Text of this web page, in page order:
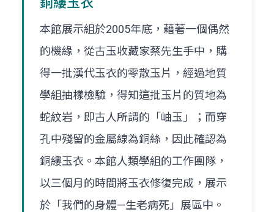
本館展示組於2005年底，藉著一個偶然
的機緣，從古玉收藏家蔡先生手中，購
得一批漢代玉衣的零散玉片，經過地質
學組抽樣檢驗，得知這批玉片的質地為
蛇紋岩，即古人所謂的「岫玉」；而穿
孔中殘留的金屬線為銅絲，因此確認為
銅縷玉衣。本館人類學組的工作團隊，
以三個月的時間將玉衣修復完成，展示
於「我們的身體—生老病死」展區中。